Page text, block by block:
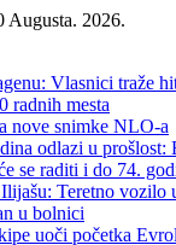
Augusta. 2026.
Vlasnici traže
radnih mesta
nove snimke NLO-a
odlazi u prošlost:
se raditi i do 74.
Ilijašu: Teretno
u bolnici
uoči početka